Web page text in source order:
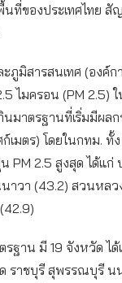
ที่ของประเทศไทย
ภูมิสารสนเทศ (องค์
ไมครอน (PM 2.5)
นมาตรฐานที่เริ่มมีผล
เมตร) โดยในกทม. ทั้
PM 2.5 สูงสุด ได้แก่
วา (43.2) สวนหลว
ฐาน มี 19 จังหวัด ไ
ราชบุรี สุพรรณบุรี น